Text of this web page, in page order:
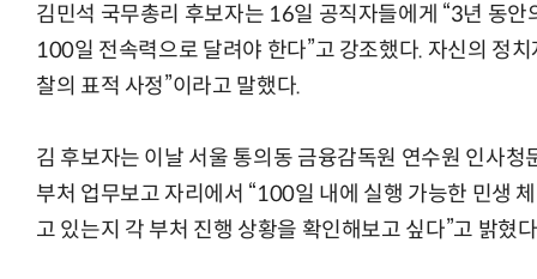
김민석 국무총리 후보자는 16일 공직자들에게 “3년 동
100일 전속력으로 달려야 한다”고 강조했다. 자신의 정
찰의 표적 사정”이라고 말했다.
김 후보자는 이날 서울 통의동 금융감독원 연수원 인사
부처 업무보고 자리에서 “100일 내에 실행 가능한 민생
고 있는지 각 부처 진행 상황을 확인해보고 싶다”고 밝혔